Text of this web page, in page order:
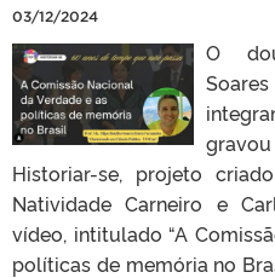
03/12/2024
O
Soares
Historiar-se, projeto
Natividade Carneiro e
vídeo, intitulado “A
políticas de memória no